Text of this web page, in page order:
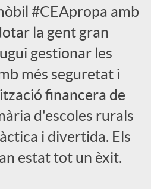
#CEApropa amb
la gent gran
gestionar les
més seguretat i
financera de
d'escoles rurals
i divertida. Els
estat tot un èxit.